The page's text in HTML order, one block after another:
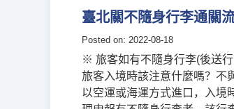
臺北關不隨身行李通關
Posted on: 2022-08-18
※ 旅客如有不隨身行李(後送
旅客入境時該注意什麼嗎？不
以空運或海運方式進口，入境